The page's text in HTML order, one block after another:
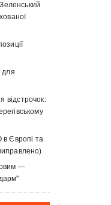
для
відстрочок:
в Європі та
—